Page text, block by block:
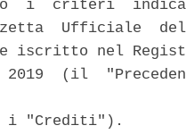
i  criteri
Ufficiale
iscritto nel
(il
i "Crediti").